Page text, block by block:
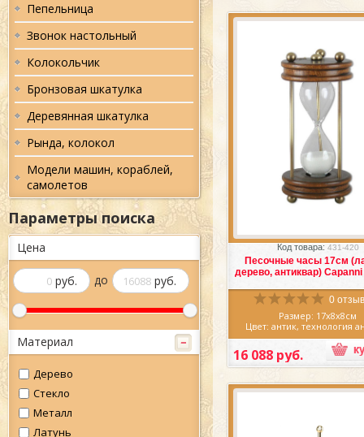
Пепельница
Звонок настольный
Колокольчик
Бронзовая шкатулка
Деревянная шкатулка
Рында, колокол
Модели машин, кораблей,
самолетов
Параметры поиска
Цена
руб. до руб.
Материал
Дерево
Стекло
Металл
Латунь
Код товара: 431-420
Песочные часы 17см
дерево, антиквар)
0
Размер: 17х8х8см
Цвет: антик, технология
Материал: дерево,
Производитель:
Изделия этой фабрики
предметов
использовавшихся в XVIII-
изъяны, нанесенные
16 088 руб.